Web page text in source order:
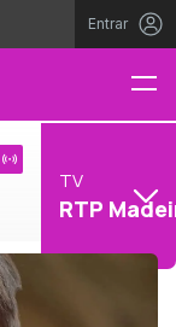
Entrar
TV
RTP